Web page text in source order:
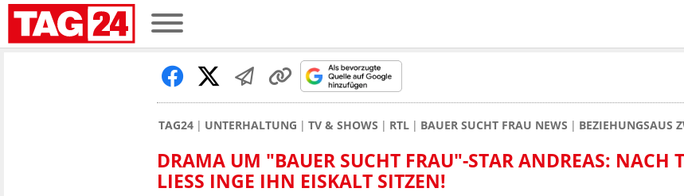
TAG24 UNTERHALTUNG TV & SHOWS RTL BAUER SUCHT FRAU NEWS BEZIEHUNGSAUS
DRAMA UM "BAUER SUCHT FRAU"-STAR ANDREAS: NACH
LIESS INGE IHN EISKALT SITZEN!